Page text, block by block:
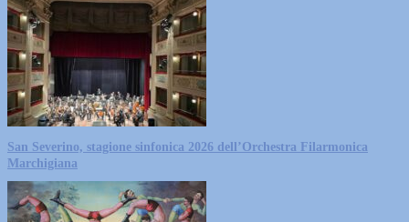
San Severino, stagione sinfonica 2026 dell’Orchestra Filarmonica
Marchigiana